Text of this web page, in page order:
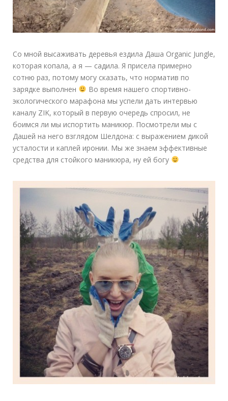
Со мной высаживать деревья ездила Даша Organic Jungle,
которая копала, а я — садила. Я присела примерно
сотню раз, потому могу сказать, что норматив по
зарядке выполнен
Во время нашего спортивно-
экологического марафона мы успели дать интервью
каналу ZIK, который в первую очередь спросил, не
боимся ли мы испортить маникюр. Посмотрели мы с
Дашей на него взглядом Шелдона: с выражением дикой
усталости и каплей иронии. Мы же знаем эффективные
средства для стойкого маникюра, ну ей богу